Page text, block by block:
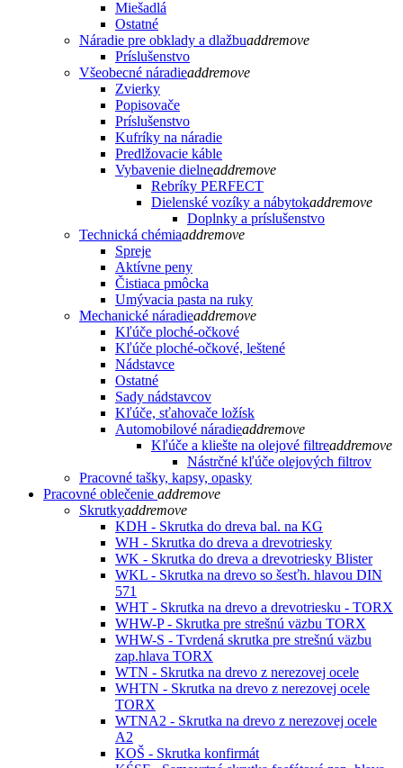
Miešadlá
Ostatné
Náradie pre obklady a dlažbuaddremove
Príslušenstvo
Všeobecné náradieaddremove
Zvierky
Popisovače
Príslušenstvo
Kufríky na náradie
Predlžovacie káble
Vybavenie dielneaddremove
Rebríky PERFECT
Dielenské vozíky a nábytokaddremove
Doplnky a príslušenstvo
Technická chémiaaddremove
Spreje
Aktívne peny
Čistiaca pmôcka
Umývacia pasta na ruky
Mechanické náradieaddremove
Kľúče ploché-očkové
Kľúče ploché-očkové, leštené
Nádstavce
Ostatné
Sady nádstavcov
Kľúče, sťahovače ložísk
Automobilové náradieaddremove
Kľúče a kliešte na olejové filtreaddremove
Nástrčné kľúče olejových filtrov
Pracovné tašky, kapsy, opasky
Pracovné oblečenie addremove
Skrutkyaddremove
KDH - Skrutka do dreva bal. na KG
WH - Skrutka do dreva a drevotriesky
WK - Skrutka do dreva a drevotriesky Blister
WKL - Skrutka na drevo so šesťh. hlavou DIN
571
WHT - Skrutka na drevo a drevotriesku - TORX
WHW-P - Skrutka pre strešnú väzbu TORX
WHW-S - Tvrdená skrutka pre strešnú väzbu
zap.hlava TORX
WTN - Skrutka na drevo z nerezovej ocele
WHTN - Skrutka na drevo z nerezovej ocele
TORX
WTNA2 - Skrutka na drevo z nerezovej ocele
A2
KOŠ - Skrutka konfirmát